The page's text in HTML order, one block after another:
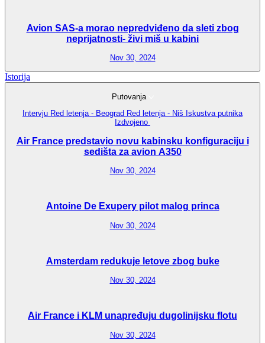
Avion SAS-a morao nepredviđeno da sleti zbog
neprijatnosti- živi miš u kabini
Nov 30, 2024
Istorija
Putovanja
Intervju Red letenja - Beograd Red letenja - Niš Iskustva putnika
Izdvojeno
Air France predstavio novu kabinsku konfiguraciju i
sedišta za avion A350
Nov 30, 2024
Antoine De Exupery pilot malog princa
Nov 30, 2024
Amsterdam redukuje letove zbog buke
Nov 30, 2024
Air France i KLM unapređuju dugolinijsku flotu
Nov 30, 2024